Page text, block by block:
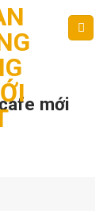
mới